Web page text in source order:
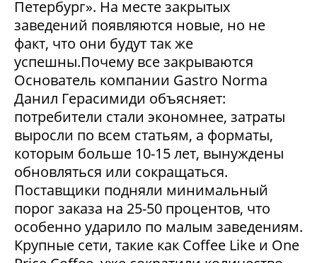
Петербург». На месте закрытых
заведений появляются новые, но не
факт, что они будут так же
успешны.Почему все закрываются
Основатель компании Gastro Norma
Данил Герасимиди объясняет:
потребители стали экономнее, затраты
выросли по всем статьям, а форматы,
которым больше 10-15 лет, вынуждены
обновляться или сокращаться.
Поставщики подняли минимальный
порог заказа на 25-50 процентов, что
особенно ударило по малым заведениям.
Крупные сети, такие как Coffee Like и One